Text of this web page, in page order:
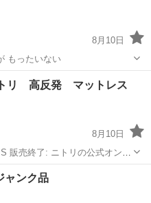
8月10日
もったいない
リ 高反発 マットレス
8月10日
なっており、販売を終了して
ャンク品